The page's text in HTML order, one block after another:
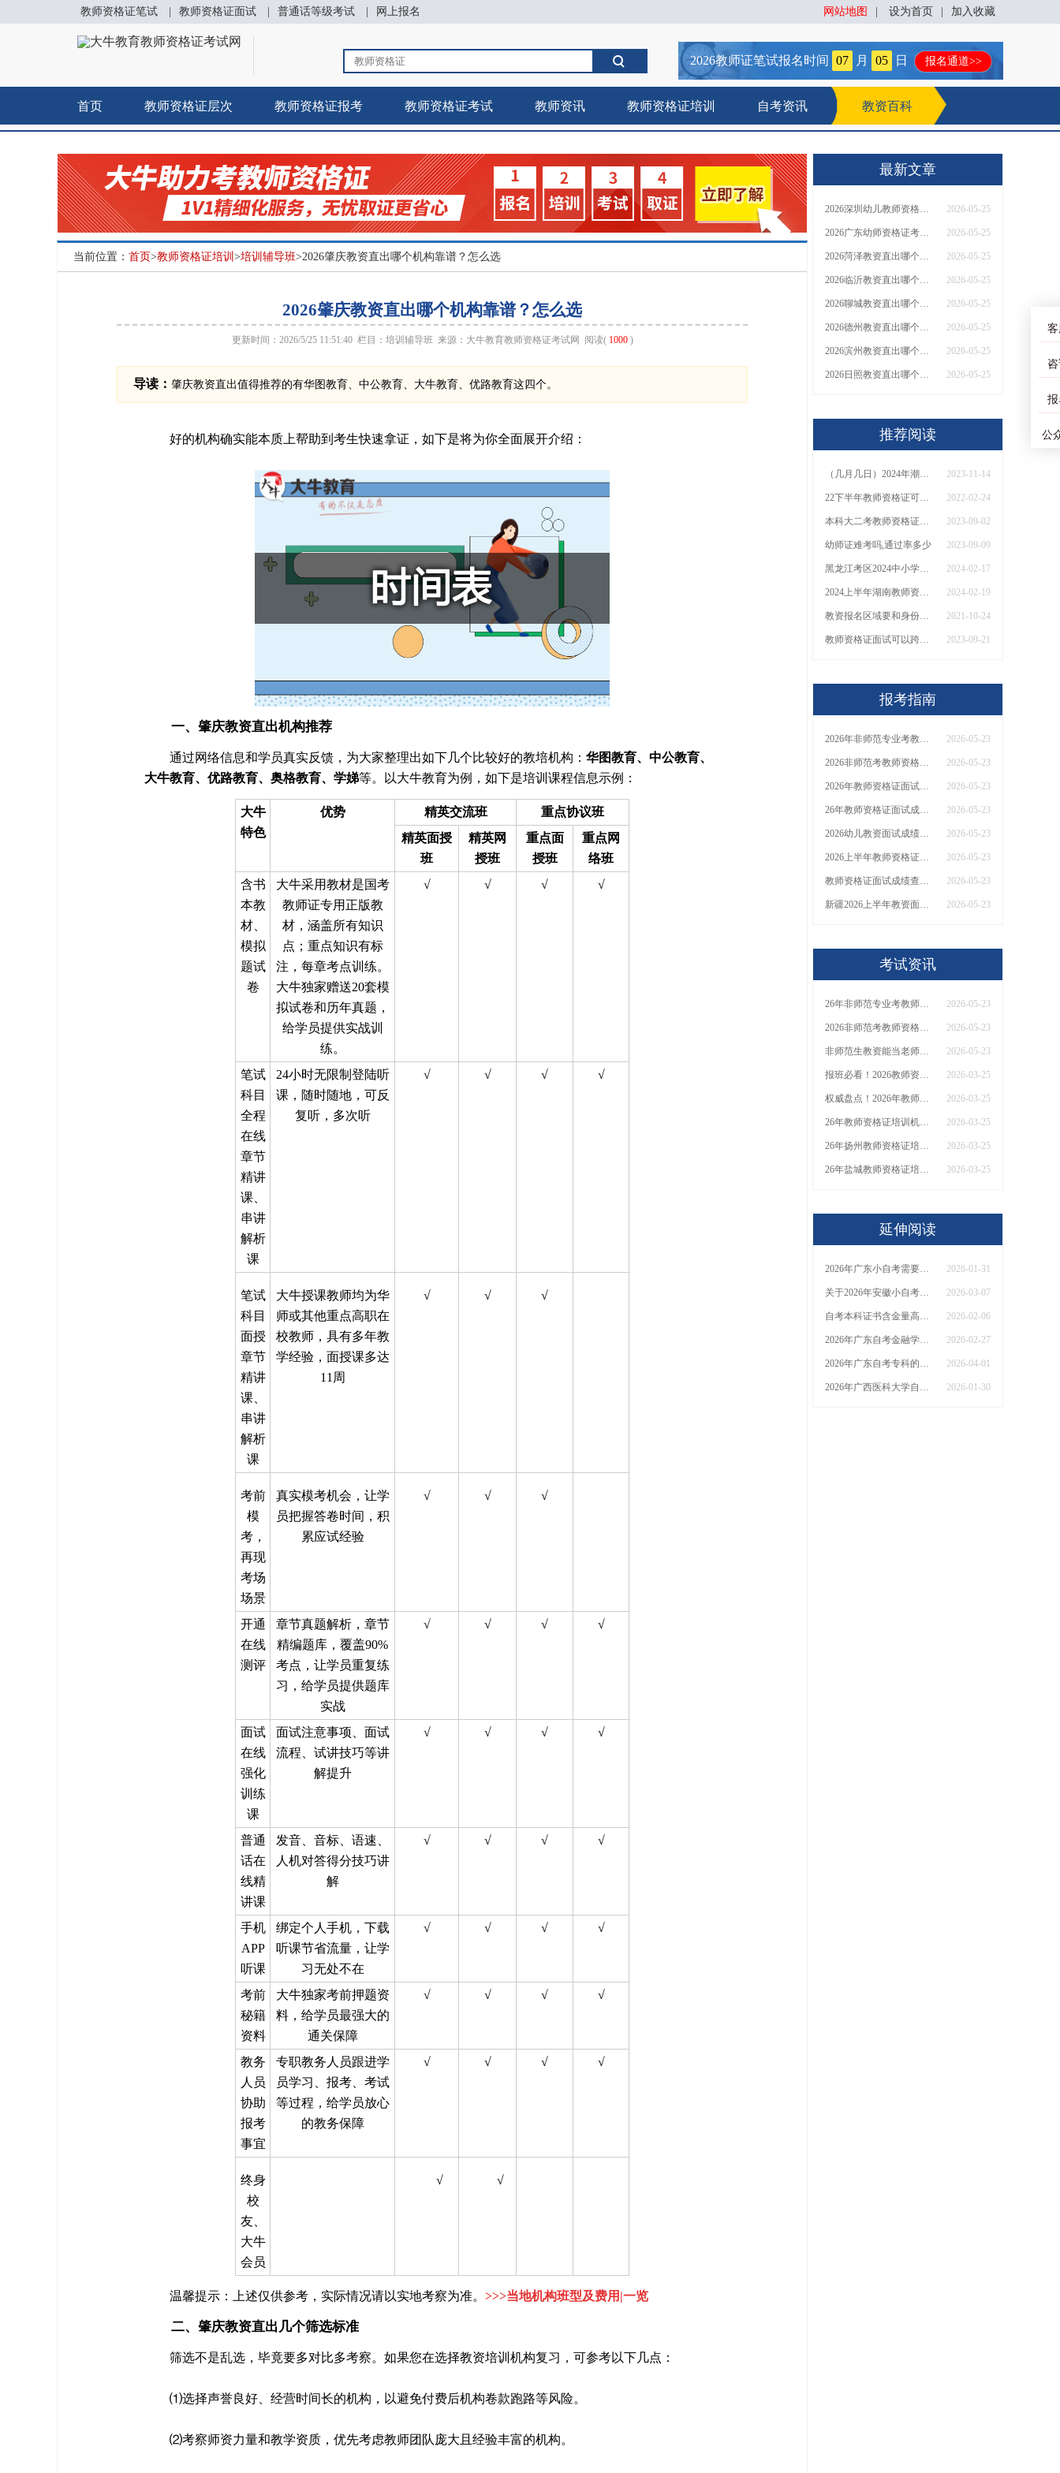
教师资格证笔试 教师资格证面试 普通话等级考试 网上报名 网站地图 设为首页 加入收藏
2026教师证笔试报名时间 07 月 05 日 报名通道>>
首页 教师资格证层次 教师资格证报考 教师资格证考试 教师资讯 教师资格证培训 自考资讯 教资百科
当前位置： 首页>教师资格证培训 >培训辅导班>2026肇庆教资直出哪个机构靠谱？怎么选
2026肇庆教资直出哪个机构靠谱？怎么选
更新时间：2026/5/25 11:51:40 栏目： 培训辅导班来源： 大牛教育教师资格证考试网 阅读( 1000 )
导读： 肇庆教资直出值得推荐的有华图教育、中公教育、大牛教育、优路教育这四个。
好的机构确实能本质上帮助到考生快速拿证，如下是将为你全面展开介绍：
一、肇庆教资直出机构推荐
通过网络信息和学员真实反馈，为大家整理出如下几个比较好的教培机构： 华图教育、中公教育、
大牛教育、优路教育、奥格教育、学娣等。以大牛教育为例，如下是培训课程信息示例：
大牛
特色
优势 精英交流班
重点协议班
精英面授
班
精英网
授班
重点面
授班
重点网
络班
含书
本教
材、
模拟
题试
卷
大牛采用教材是国考
教师证专用正版教
材，涵盖所有知识
点；重点知识有标
注，每章考点训练。
大牛独家赠送20套模
拟试卷和历年真题，
给学员提供实战训
练。
√ √ √ √
笔试
科目
全程
在线
章节
精讲
课、
串讲
解析
课
24小时无限制登陆听
课，随时随地，可反
复听，多次听
√ √ √ √
笔试
科目
面授
章节
精讲
课、
串讲
解析
课
大牛授课教师均为华
师或其他重点高职在
校教师，具有多年教
学经验，面授课多达
11周
√ √ √
考前
模
考，
再现
考场
场景
真实模考机会，让学
员把握答卷时间，积
累应试经验
√ √ √
开通
在线
测评
章节真题解析，章节
精编题库，覆盖90%
考点，让学员重复练
习，给学员提供题库
实战
√ √ √ √
面试
在线
强化
训练
课
面试注意事项、面试
流程、试讲技巧等讲
解提升
√ √ √ √
普通
话在
线精
讲课
发音、音标、语速、
人机对答得分技巧讲
解
√ √ √ √
手机
APP
听课
绑定个人手机，下载
听课节省流量，让学
习无处不在
√ √ √ √
考前
秘籍
资料
大牛独家考前押题资
料，给学员最强大的
通关保障
√ √ √ √
教务
人员
协助
报考
事宜
专职教务人员跟进学
员学习、报考、考试
等过程，给学员放心
的教务保障
√ √ √ √
终身
校
友、
大牛
会员
√ √
温馨提示：上述仅供参考，实际情况请以实地考察为准。 >>>当地机构班型及费用|一览
二、肇庆教资直出几个筛选标准
筛选不是乱选，毕竟要多对比多考察。如果您在选择教资培训机构复习，可参考以下几点：
⑴选择声誉良好、经营时间长的机构，以避免付费后机构卷款跑路等风险。
⑵考察师资力量和教学资质，优先考虑教师团队庞大且经验丰富的机构。
最新文章
2026深圳幼儿教师资格证报名流程及时间 2026-05-25
2026广东幼师资格证考试报名流程（详解） 2026-05-25
2026菏泽教资直出哪个机构靠谱？怎么选 2026-05-25
2026临沂教资直出哪个机构靠谱？怎么选 2026-05-25
2026聊城教资直出哪个机构靠谱？怎么选 2026-05-25
2026德州教资直出哪个机构靠谱？怎么选 2026-05-25
2026滨州教资直出哪个机构靠谱？怎么选 2026-05-25
2026日照教资直出哪个机构靠谱？怎么选 2026-05-25
推荐阅读
（几月几日）2024年潮州中小学教师资格考试报名安排 2023-11-14
22下半年教师资格证可以在外省考试吗？ 2022-02-24
本科大二考教师资格证有效吗 2023-09-02
幼师证难考吗,通过率多少 2023-09-09
黑龙江考区2024中小学教师资格考试剩余日程 2024-02-17
2024上半年湖南教师资格证笔试成绩什么时候可以查？ 2024-02-19
教资报名区域要和身份证一致吗？ 2021-10-24
教师资格证面试可以跨省面试吗 2023-09-21
报考指南
2026年非师范专业考教资能当老师吗 2026-05-23
2026非师范考教师资格证可以当老师吗 2026-05-23
2026年教师资格证面试多少分合格？ 2026-05-23
26年教师资格证面试成绩要考多少分才能合格 2026-05-23
2026幼儿教资面试成绩多少分才算合格？ 2026-05-23
2026上半年教师资格证面试成绩什么时候可以查？ 2026-05-23
教师资格证面试成绩查询时间2026上半年 2026-05-23
新疆2026上半年教资面试成绩查询时间及入口 2026-05-23
考试资讯
26年非师范专业考教师资格证可以当老师吗 2026-05-23
2026非师范考教师资格证可以当老师吗（女生篇） 2026-05-23
非师范生教资能当老师吗？一篇说明白！ 2026-05-23
报班必看！2026教师资格证报考培训班推荐榜TOP5！ 2026-03-25
权威盘点！2026年教师资格证十大知名机构排名与选择全攻略 2026-03-25
26年教师资格证培训机构哪个好？值得推荐有？ 2026-03-25
26年扬州教师资格证培训机构哪个好？值得推荐有？ 2026-03-25
26年盐城教师资格证培训机构哪个好？值得推荐有？ 2026-03-25
延伸阅读
2026年广东小自考需要考试吗？免考吗？ 2026-01-31
关于2026年安徽小自考的报名条件的介绍 2026-03-07
自考本科证书含金量高吗？2026年几时能毕业？ 2026-02-06
2026年广东自考金融学本科报名材料|报考提示 2026-02-27
2026年广东自考专科的报名条件是什么？附报考指南！ 2026-04-01
2026年广西医科大学自考护理学（本）考试须知：科目+入口+费用 2026-01-30
公